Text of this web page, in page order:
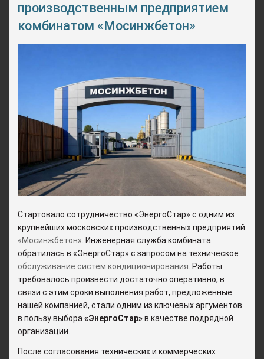
производственным предприятием
комбинатом «Мосинжбетон»
Стартовало сотрудничество «ЭнергоСтар» с одним из
крупнейших московских производственных предприятий
«Мосинжбетон». Инженерная служба комбината
обратилась в «ЭнергоСтар» с запросом на техническое
обслуживание систем кондиционирования. Работы
требовалось произвести достаточно оперативно, в
связи с этим сроки выполнения работ, предложенные
нашей компанией, стали одним из ключевых аргументов
в пользу выбора«ЭнергоСтар»в качестве подрядной
организации.
После согласования технических и коммерческих